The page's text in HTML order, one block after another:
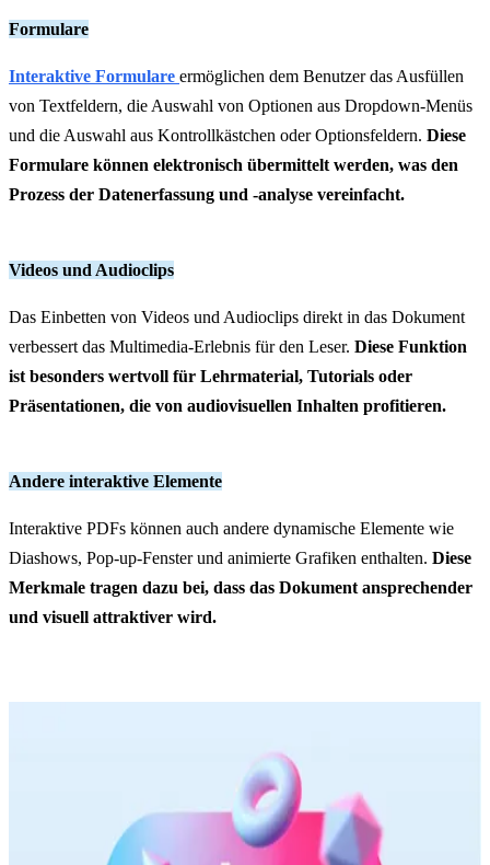
Formulare
Interaktive Formulare ermöglichen dem Benutzer das Ausfüllen
von Textfeldern, die Auswahl von Optionen aus Dropdown-Menüs
und die Auswahl aus Kontrollkästchen oder Optionsfeldern. Diese
Formulare können elektronisch übermittelt werden, was den
Prozess der Datenerfassung und -analyse vereinfacht.
Videos und Audioclips
Das Einbetten von Videos und Audioclips direkt in das Dokument
verbessert das Multimedia-Erlebnis für den Leser. Diese Funktion
ist besonders wertvoll für Lehrmaterial, Tutorials oder
Präsentationen, die von audiovisuellen Inhalten profitieren.
Andere interaktive Elemente
Interaktive PDFs können auch andere dynamische Elemente wie
Diashows, Pop-up-Fenster und animierte Grafiken enthalten. Diese
Merkmale tragen dazu bei, dass das Dokument ansprechender
und visuell attraktiver wird.